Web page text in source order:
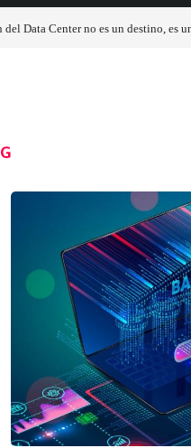
Data Center no es un destino, es